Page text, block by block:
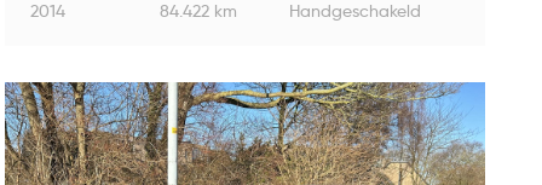
2014
84.422 km
Handgeschakeld